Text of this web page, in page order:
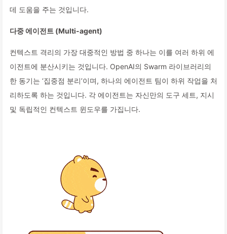
데 도움을 주는 것입니다.
다중 에이전트 (Multi-agent)
컨텍스트 격리의 가장 대중적인 방법 중 하나는 이를 여러 하위 에
이전트에 분산시키는 것입니다. OpenAI의 Swarm 라이브러리의
한 동기는 ‘집중점 분리’이며, 하나의 에이전트 팀이 하위 작업을 처
리하도록 하는 것입니다. 각 에이전트는 자신만의 도구 세트, 지시
및 독립적인 컨텍스트 윈도우를 가집니다.